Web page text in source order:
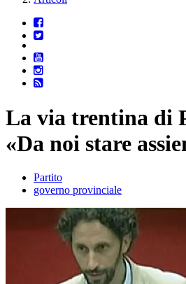
La via trentina di
«Da noi stare
Partito
governo provinciale